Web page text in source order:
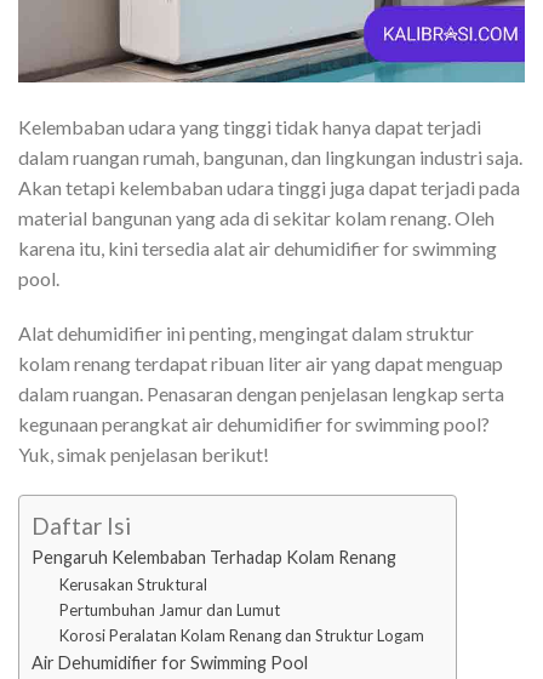
Kelembaban udara yang tinggi tidak hanya dapat terjadi
dalam ruangan rumah, bangunan, dan lingkungan industri saja.
Akan tetapi kelembaban udara tinggi juga dapat terjadi pada
material bangunan yang ada di sekitar kolam renang. Oleh
karena itu, kini tersedia alat air dehumidifier for swimming
pool.
Alat dehumidifier ini penting, mengingat dalam struktur
kolam renang terdapat ribuan liter air yang dapat menguap
dalam ruangan. Penasaran dengan penjelasan lengkap serta
kegunaan perangkat air dehumidifier for swimming pool?
Yuk, simak penjelasan berikut!
Daftar Isi
Pengaruh Kelembaban Terhadap Kolam Renang
Kerusakan Struktural
Pertumbuhan Jamur dan Lumut
Korosi Peralatan Kolam Renang dan Struktur Logam
Air Dehumidifier for Swimming Pool